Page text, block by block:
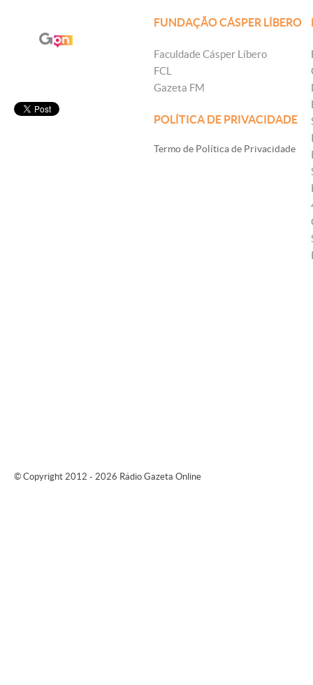
FUNDAÇÃO CÁSPER LÍBERO
Faculdade Cásper Líbero
FCL
Gazeta FM
POLÍTICA DE PRIVACIDADE
Termo de Política de Privacidade
© Copyright 2012 - 2026 Rádio Gazeta Online